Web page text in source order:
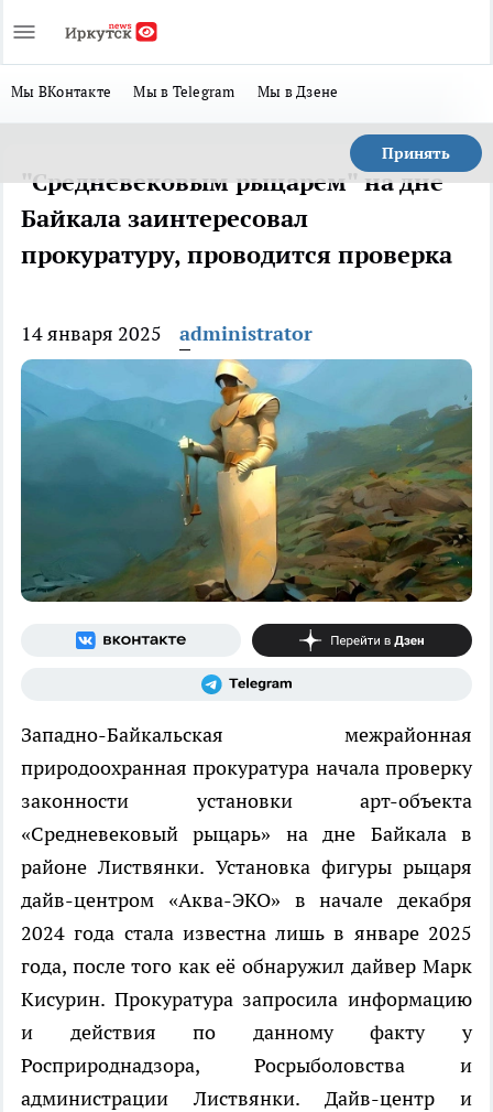
Мы ВКонтакте Мы в Telegram Мы в Дзене
Принять
"Средневековым рыцарем" на дне
Байкала заинтересовал
прокуратуру, проводится проверка
14 января 2025 administrator
Западно-Байкальская межрайонная
природоохранная прокуратура начала проверку
законности установки арт-объекта
«Средневековый рыцарь» на дне Байкала в
районе Листвянки. Установка фигуры рыцаря
дайв-центром «Аква-ЭКО» в начале декабря
2024 года стала известна лишь в январе 2025
года, после того как её обнаружил дайвер Марк
Кисурин. Прокуратура запросила информацию
и действия по данному факту у
Росприроднадзора, Росрыболовства и
администрации Листвянки. Дайв-центр и